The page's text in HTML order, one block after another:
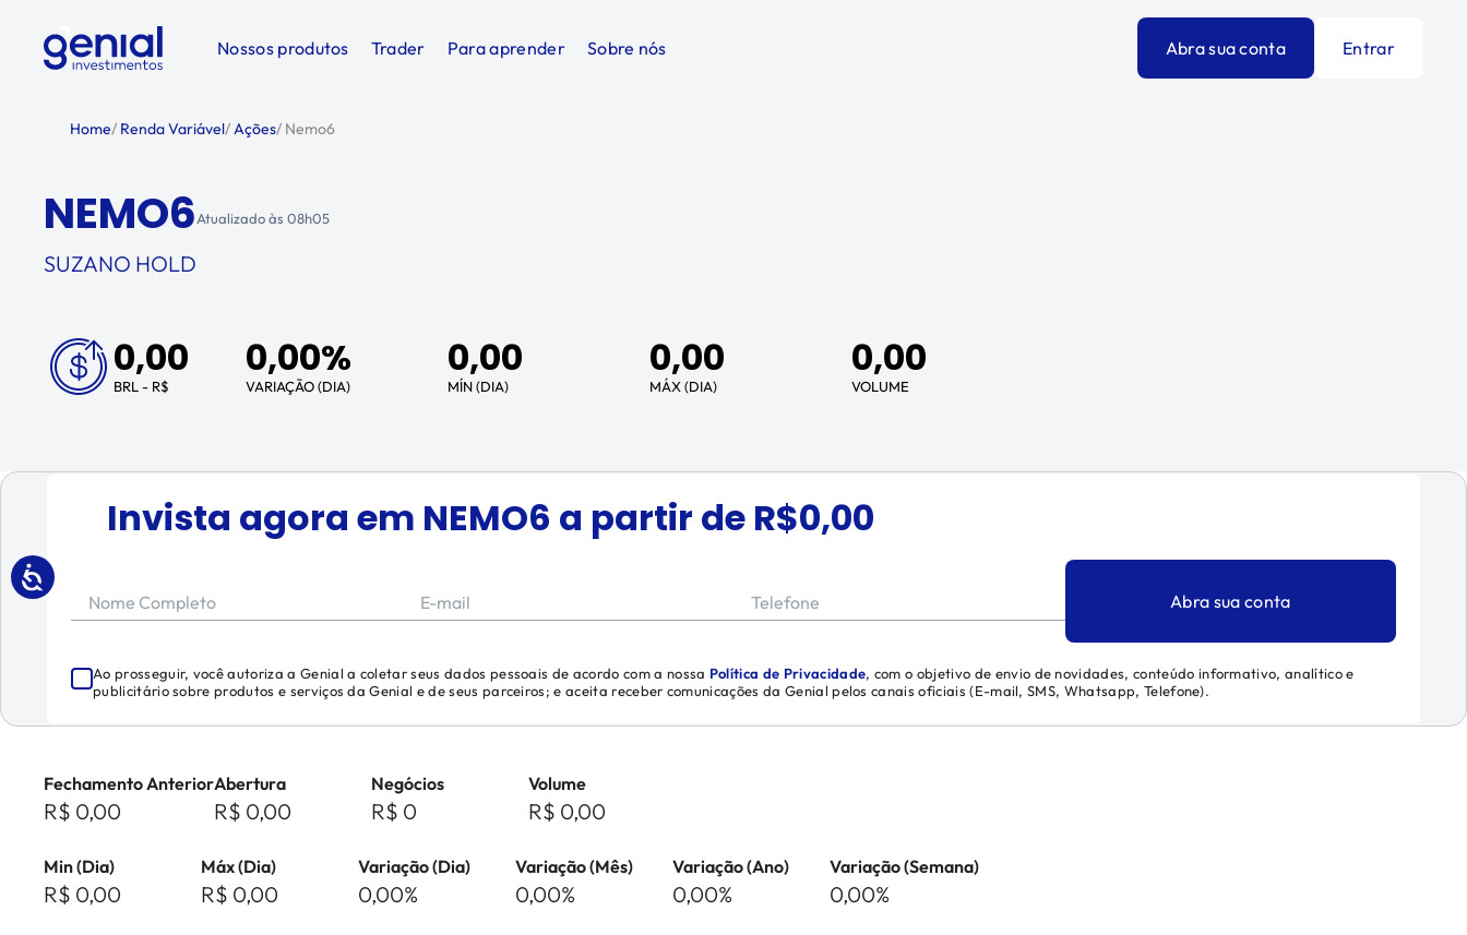
Nossos produtos Trader Para aprender Sobre nós Abra sua conta Entrar
Home/ Renda Variável/Ações/ Nemo6
NEMO6Atualizado às 08h05
SUZANO HOLD
0,00
BRL - R$
0,00%
VARIAÇÃO (DIA)
0,00
MÍN (DIA)
0,00
MÁX (DIA)
0,00
VOLUME
Invista agora em NEMO6 a partir de R$0,00
Nome Completo E-mail Telefone Abra sua conta
Ao prosseguir, você autoriza a Genial a coletar seus dados pessoais de acordo com a nossa Política de Privacidade, com o objetivo de envio de novidades, conteúdo informativo, analítico e
publicitário sobre produtos e serviços da Genial e de seus parceiros; e aceita receber comunicações da Genial pelos canais oficiais (E-mail, SMS, Whatsapp, Telefone).
Fechamento Anterior
R$ 0,00
Abertura
R$ 0,00
Negócios
R$ 0
Volume
R$ 0,00
Min (Dia)
R$ 0,00
Máx (Dia)
R$ 0,00
Variação (Dia)
0,00%
Variação (Mês)
0,00%
Variação (Ano)
0,00%
Variação (Semana)
0,00%